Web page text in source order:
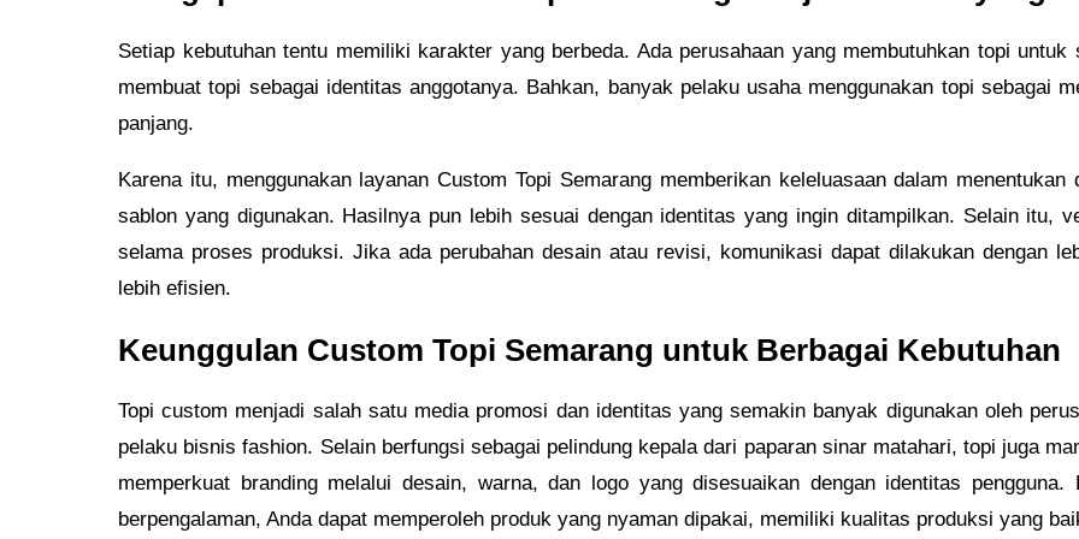
Setiap kebutuhan tentu memiliki karakter yang berbeda. Ada perusahaan yang membutuhkan topi
membuat topi sebagai identitas anggotanya. Bahkan, banyak pelaku usaha menggunakan topi sebagai
panjang.
Karena itu, menggunakan layanan Custom Topi Semarang memberikan keleluasaan dalam
sablon yang digunakan. Hasilnya pun lebih sesuai dengan identitas yang ingin ditampilkan. Selain itu,
selama proses produksi. Jika ada perubahan desain atau revisi, komunikasi dapat dilakukan dengan
lebih efisien.
Keunggulan Custom Topi Semarang untuk Berbagai Kebutuhan
Topi custom menjadi salah satu media promosi dan identitas yang semakin banyak digunakan oleh
pelaku bisnis fashion. Selain berfungsi sebagai pelindung kepala dari paparan sinar matahari, topi juga
memperkuat branding melalui desain, warna, dan logo yang disesuaikan dengan identitas
berpengalaman, Anda dapat memperoleh produk yang nyaman dipakai, memiliki kualitas produksi yang